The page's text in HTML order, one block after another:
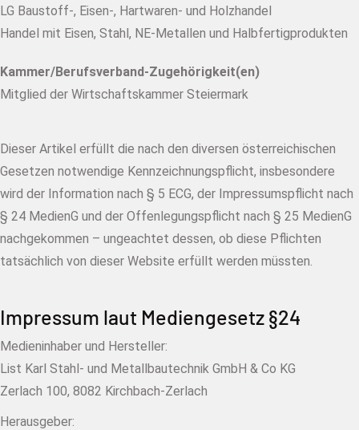
LG Baustoff-, Eisen-, Hartwaren- und Holzhandel
Handel mit Eisen, Stahl, NE-Metallen und Halbfertigprodukten
Kammer/Berufsverband-Zugehörigkeit(en)
Mitglied der Wirtschaftskammer Steiermark
Dieser Artikel erfüllt die nach den diversen österreichischen
Gesetzen notwendige Kennzeichnungspflicht, insbesondere
wird der Information nach § 5 ECG, der Impressumspflicht nach
§ 24 MedienG und der Offenlegungspflicht nach § 25 MedienG
nachgekommen – ungeachtet dessen, ob diese Pflichten
tatsächlich von dieser Website erfüllt werden müssten.
Impressum laut Mediengesetz §24
Medieninhaber und Hersteller:
List Karl Stahl- und Metallbautechnik GmbH & Co KG
Zerlach 100, 8082 Kirchbach-Zerlach
Herausgeber: